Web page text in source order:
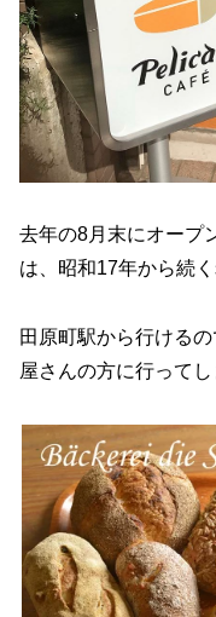
去年の8月末にオープ
は、昭和17年から続く
田原町駅から行ける
屋さんの方に行ってし